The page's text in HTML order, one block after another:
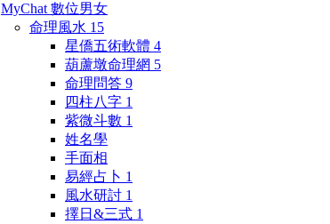
MyChat 數位男女
命理風水 15
星僑五術軟體 4
葫蘆墩命理網 5
命理問答 9
四柱八字 1
紫微斗數 1
姓名學
手面相
易經占卜 1
風水研討 1
擇日&三式 1